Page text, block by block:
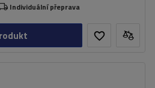
Individuální přeprava